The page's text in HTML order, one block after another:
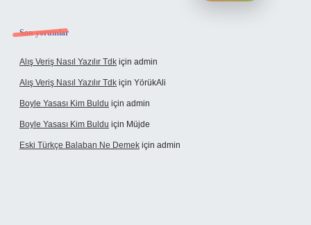
Son yorumlar
Alış Veriş Nasıl Yazılır Tdk için admin
Alış Veriş Nasıl Yazılır Tdk için YörükAli
Boyle Yasası Kim Buldu için admin
Boyle Yasası Kim Buldu için Müjde
Eski Türkçe Balaban Ne Demek için admin